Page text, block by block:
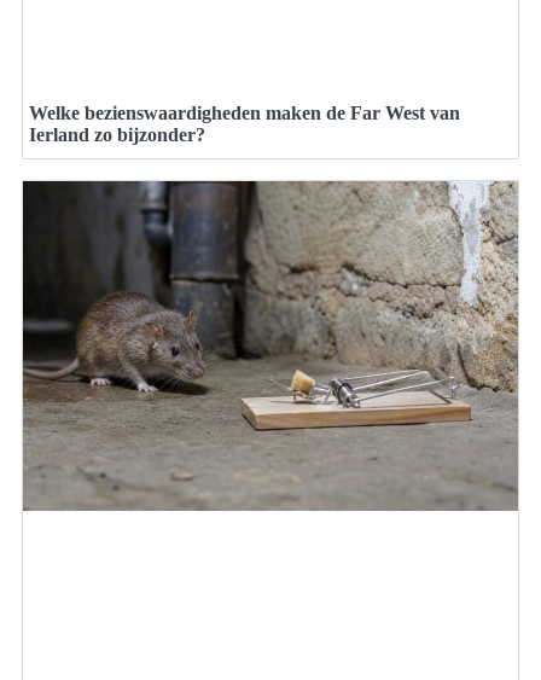
Welke bezienswaardigheden maken de Far West van
Ierland zo bijzonder?